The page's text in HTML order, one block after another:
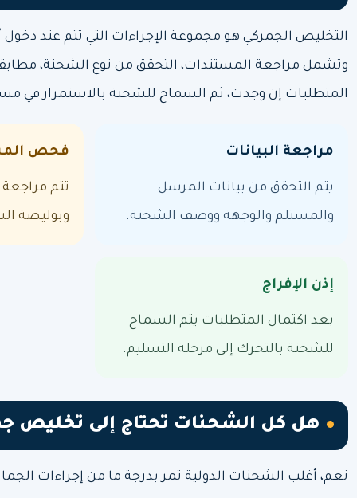
التخليص الجمركي هو مجموعة الإجراءات التي تتم عند دخول
وتشمل مراجعة المستندات، التحقق من نوع الشحنة، مطابقة
المتطلبات إن وجدت، ثم السماح للشحنة بالاستمرار في
مراجعة البيانات
يتم التحقق من بيانات المرسل
والمستلم والوجهة ووصف الشحنة.
فحص
تتم مراجعة
وبوليصة
إذن الإفراج
بعد اكتمال المتطلبات يتم السماح
للشحنة بالتحرك إلى مرحلة التسليم.
هل كل الشحنات تحتاج إلى تخليص
نعم، أغلب الشحنات الدولية تمر بدرجة ما من إجراءات